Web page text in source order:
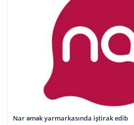
Nar əmək yarmarkasında iştirak edib